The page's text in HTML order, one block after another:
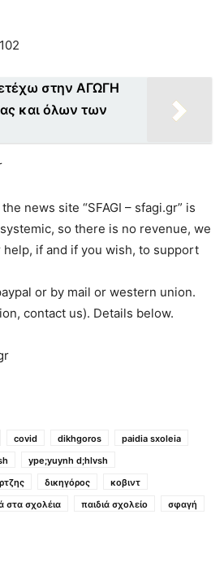
στην ΑΓΩΓΗ
και όλων των
news site “SFAGI – sfagi.gr” is
so there is no revenue, we
if and if you wish, to support
or by mail or western union.
contact us). Details below.
covid dikhgoros
paidia sxoleia
ype;yuynh d;hlvsh
δικηγόρος
κοβιντ
στα σχολέια παιδιά σχολείο
σφαγή